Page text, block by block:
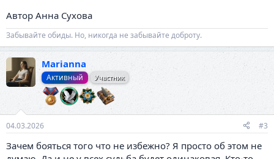
Автор Анна Сухова
Забывайте обиды. Но, никогда не забывайте доброту.
Marianna
Активный Участник
04.03.2026 #3
Зачем бояться того что не избежно? Я просто об этом не